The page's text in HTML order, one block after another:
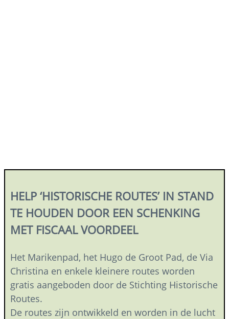
HELP ‘HISTORISCHE ROUTES’ IN STAND
TE HOUDEN DOOR EEN SCHENKING
MET FISCAAL VOORDEEL
Het Marikenpad, het Hugo de Groot Pad, de Via
Christina en enkele kleinere routes worden
gratis aangeboden door de Stichting Historische
Routes.
De routes zijn ontwikkeld en worden in de lucht